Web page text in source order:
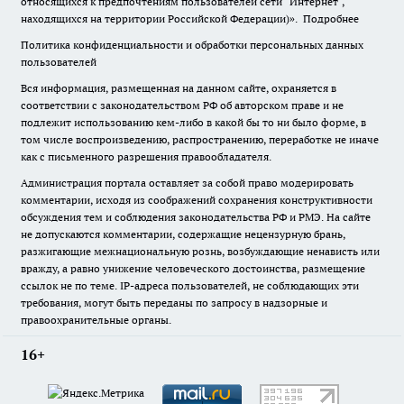
находящихся на территории Российской Федерации)». Подробнее
Политика конфиденциальности и обработки персональных данных
пользователей
Вся информация, размещенная на данном сайте, охраняется в
соответствии с законодательством РФ об авторском праве и не
подлежит использованию кем-либо в какой бы то ни было форме, в
том числе воспроизведению, распространению, переработке не иначе
как с письменного разрешения правообладателя.
Администрация портала оставляет за собой право модерировать
комментарии, исходя из соображений сохранения конструктивности
обсуждения тем и соблюдения законодательства РФ и РМЭ. На сайте
не допускаются комментарии, содержащие нецензурную брань,
разжигающие межнациональную рознь, возбуждающие ненависть или
вражду, а равно унижение человеческого достоинства, размещение
ссылок не по теме. IP-адреса пользователей, не соблюдающих эти
требования, могут быть переданы по запросу в надзорные и
правоохранительные органы.
16+